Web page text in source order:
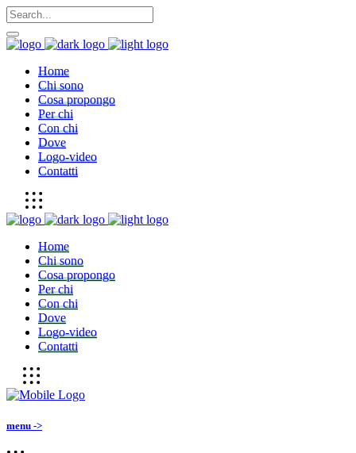
Home
Chi sono
Cosa propongo
Per chi
Con chi
Dove
Logo-video
Contatti
Home
Chi sono
Cosa propongo
Per chi
Con chi
Dove
Logo-video
Contatti
menu ->